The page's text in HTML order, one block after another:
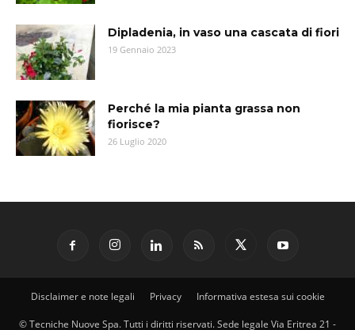
Dipladenia, in vaso una cascata di fiori
19 Gennaio 2023
Perché la mia pianta grassa non
fiorisce?
26 Luglio 2020
Disclaimer e note legali Privacy Informativa estesa sui cookie
© Tecniche Nuove Spa. Tutti i diritti riservati. Sede legale Via Eritrea 21 -